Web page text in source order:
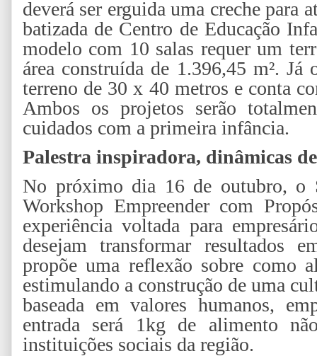
deverá ser erguida uma creche para
batizada de Centro de Educação
modelo com 10 salas requer um
área construída de 1.396,45 m².
terreno de 30 x 40 metros e conta
Ambos os projetos serão
cuidados com a primeira infância.
Palestra inspiradora, dinâmicas
No próximo dia 16 de outubro, o
Workshop Empreender com
experiência voltada para
desejam transformar resultados
propõe uma reflexão sobre como
estimulando a construção de uma
baseada em valores humanos,
entrada será 1kg de alimento
instituições sociais da região.